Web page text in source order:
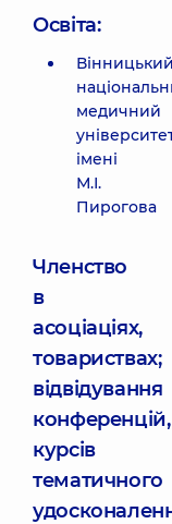
Освіта:
Вінницький
медичний
імені
М.І.
Пирогова
Членство
в
асоціаціях,
товариствах;
відвідування
конференцій,
курсів
тематичного